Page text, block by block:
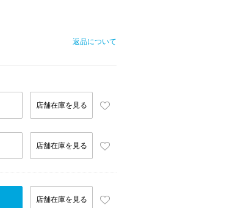
返品について
店舗在庫を見る
店舗在庫を見る
店舗在庫を見る